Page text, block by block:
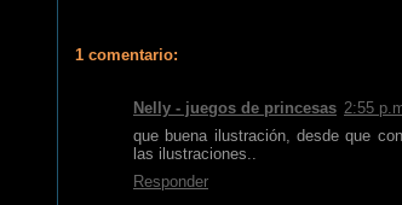
1 comentario:
Nelly - juegos de princesas 2:55
que buena ilustración, desde que
las ilustraciones..
Responder